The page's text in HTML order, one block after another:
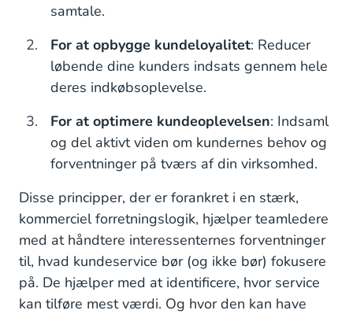
4. Tilfredshed og mange køb er ikke indikatorer for
kundeloyalitet
5. Du får ikke loyalitetsgevinster ved at "glæde"
kunderne
6. Mindre anstrengelser for kunderne er den
bedste måde at opnå loyalitetsgevinster på af alle
kundeloyalitet?
samtale.
For at opbygge kundeloyalitet: Reducer
løbende dine kunders indsats gennem hele
deres indkøbsoplevelse.
For at optimere kundeoplevelsen: Indsaml
og del aktivt viden om kundernes behov og
forventninger på tværs af din virksomhed.
Disse principper, der er forankret i en stærk,
kommerciel forretningslogik, hjælper teamledere
med at håndtere interessenternes forventninger
til, hvad kundeservice bør (og ikke bør) fokusere
på. De hjælper med at identificere, hvor service
kan tilføre mest værdi. Og hvor den kan have